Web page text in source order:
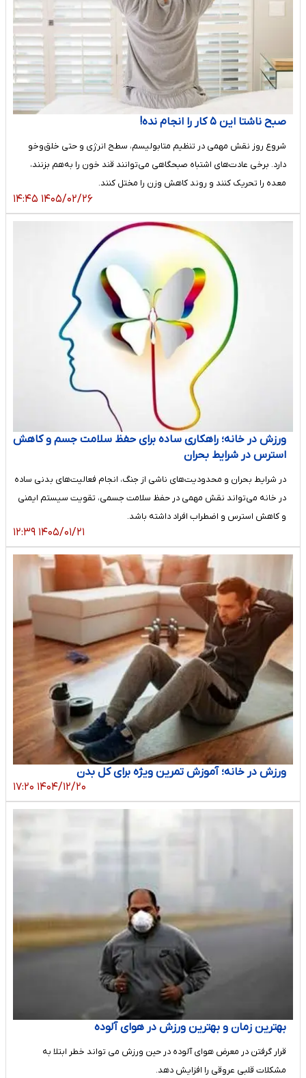
صبح ناشتا این ۵ کار را انجام نده!
شروع روز نقش مهمی در تنظیم متابولیسم، سطح انرژی و حتی خلق‌وخو
دارد. برخی عادت‌های اشتباه صبحگاهی می‌توانند قند خون را به‌هم بزنند،
معده را تحریک کنند و روند کاهش وزن را مختل کنند.
۱۴۰۵/۰۲/۲۶ ۱۴:۴۵
ورزش در خانه؛ راهکاری ساده برای حفظ سلامت جسم و کاهش
استرس در شرایط بحران
در شرایط بحران و محدودیت‌های ناشی از جنگ، انجام فعالیت‌های بدنی ساده
در خانه می‌تواند نقش مهمی در حفظ سلامت جسمی، تقویت سیستم ایمنی
و کاهش استرس و اضطراب افراد داشته باشد.
۱۴۰۵/۰۱/۲۱ ۱۲:۳۹
ورزش در خانه؛ آموزش تمرین ویژه برای کل بدن
۱۴۰۴/۱۲/۲۰ ۱۷:۲۰
بهترین زمان و بهترین ورزش در هوای آلوده
قرار گرفتن در معرض هوای آلوده در حین ورزش می تواند خطر ابتلا به
مشکلات قلبی عروقی را افزایش دهد.